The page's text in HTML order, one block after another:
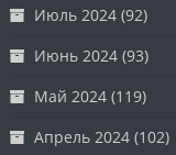
Июль 2024 (92)
Июнь 2024 (93)
Май 2024 (119)
Апрель 2024 (102)